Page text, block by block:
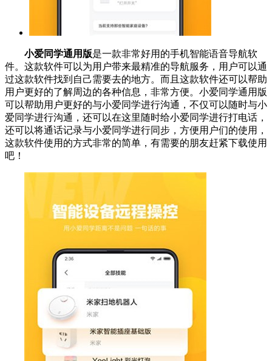
小爱同学通用版是一款非常好用的手机智能语音导航软
件。这款软件可以为用户带来最精准的导航服务，用户可以通
过这款软件找到自己需要去的地方。而且这款软件还可以帮助
用户更好的了解周边的各种信息，非常方便。小爱同学通用版
可以帮助用户更好的与小爱同学进行沟通，不仅可以随时与小
爱同学进行沟通，还可以在这里随时给小爱同学进行打电话，
还可以将通话记录与小爱同学进行同步，方便用户们的使用，
这款软件使用的方式非常的简单，有需要的朋友赶紧下载使用
吧！